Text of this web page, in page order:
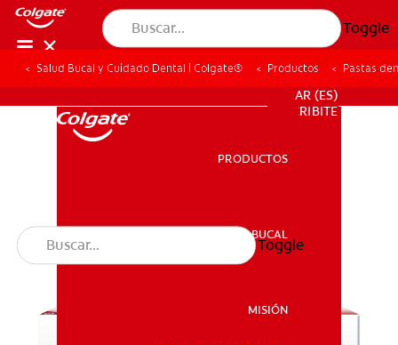
Toggle
SALUD BUCAL
PARA PROFESIONALES
AR (ES)
SUSCRIBITE
PRODUCTOS
SALUD BUCAL
MISIÓN
Toggle
Salud Bucal y Cuidado Dental | Colgate® Productos Pastas